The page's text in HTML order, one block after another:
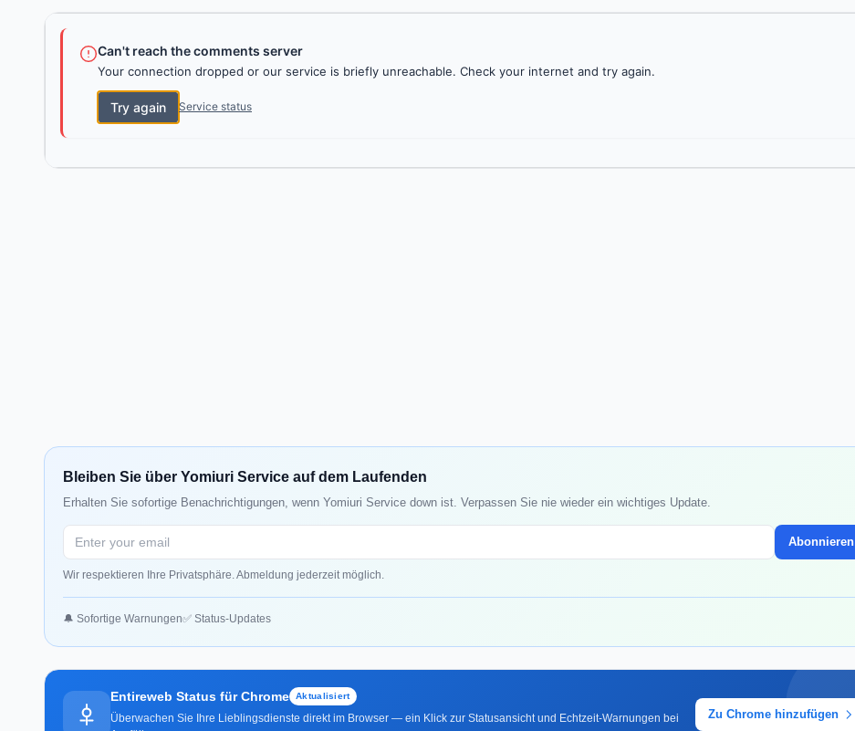
Can't reach the comments server
Your connection dropped or our service is briefly unreachable. Check your internet and try again.
Try again Service status
Bleiben Sie über Yomiuri Service auf dem Laufenden
Erhalten Sie sofortige Benachrichtigungen, wenn Yomiuri Service down ist. Verpassen Sie nie wieder ein wichtiges Update.
Abonnieren
Wir respektieren Ihre Privatsphäre. Abmeldung jederzeit möglich.
🔔 Sofortige Warnungen✅ Status-Updates
Entireweb Status für Chrome Aktualisiert
Überwachen Sie Ihre Lieblingsdienste direkt im Browser — ein Klick zur Statusansicht und Echtzeit-Warnungen bei
Zu Chrome hinzufügen